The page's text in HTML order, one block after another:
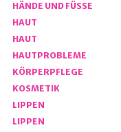
HÄNDE UND FÜSSE
HAUT
HAUT
HAUTPROBLEME
KÖRPERPFLEGE
KOSMETIK
LIPPEN
LIPPEN